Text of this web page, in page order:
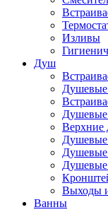
Изливы
Душ
Душевые
Верхние
Душевые
Душевые
Выходы
Ванны